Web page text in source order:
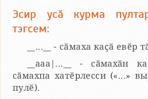
Эсир усӑ курма
тэгсем:
__...__ - сӑмаха каҫӑ евӗр
__aaa|...__ - сӑмахӑн
сӑмахпа хатӗрлесси («...»
пулӗ).